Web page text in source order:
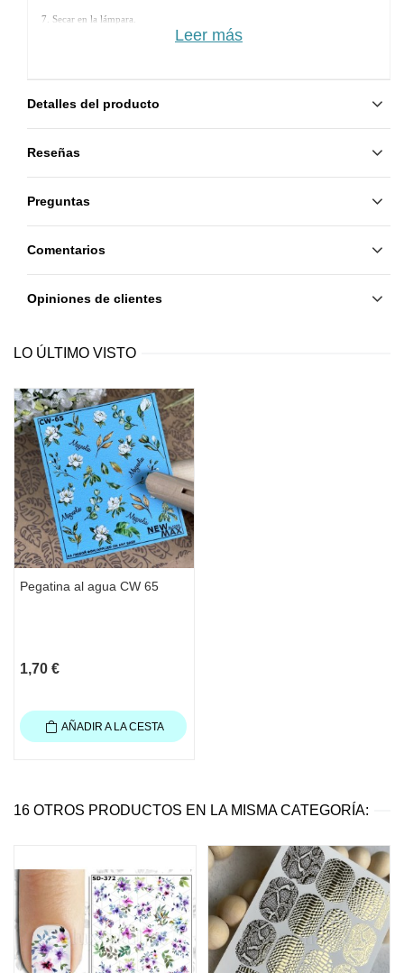
7. Secar en la lámpara.
Leer más
Detalles del producto
Reseñas
Preguntas
Comentarios
Opiniones de clientes
LO ÚLTIMO VISTO
Pegatina al agua CW 65
1,70 €
AÑADIR A LA CESTA
16 OTROS PRODUCTOS EN LA MISMA CATEGORÍA: